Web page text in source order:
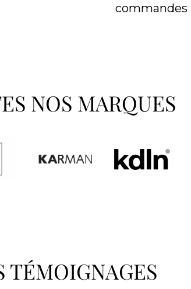
commandes
NOS MARQUES
TÉMOIGNAGES